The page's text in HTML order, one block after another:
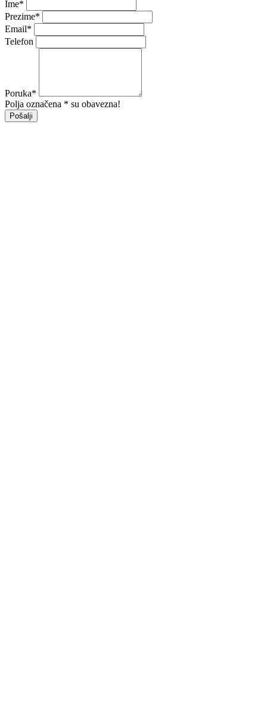
Ime*
Prezime*
Email*
Telefon
Poruka*
Polja označena * su obavezna!
Pošalji